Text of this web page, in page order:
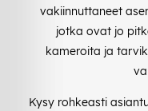
vakiinnuttaneet
jotka ovat jo
kameroita ja
Kysy rohkeasti